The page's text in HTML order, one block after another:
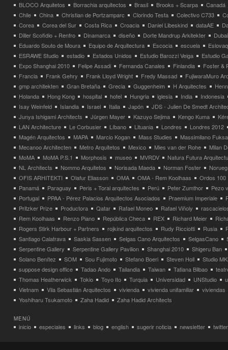
BLOCO Arquitetos
Borrachia arquitectos Brasil Brooks + Scarpa
Canadá
Chile
China Christian de Portzamparc Clorindo Testa Colectivo C733
Corea
Corea del Sur Costa Rica Croacia Daniel Libeskind dataAE
Diller Scofidio + Renfro
Dinamarca diseño Dorte Mandrup Arkitekter
Dubai
Eduardo Souto de Moura
Equipo de Arquitectura Escocia escuela
ESRAWE Studio
estadio Estados Unidos Estudio Barozzi Veiga
Estudio
Expo Shanghai 2010
Felipe Assadi Fernanda Canales Finlandia
Foster &
Francia
Frank Gehry Frank Lloyd Wright Fredy Massad
FujiwaraMuro
gmp architekten
Gran Bretaña Grecia Guggenheim H Arquitectes
Holanda
Hong Kong hospital hotel Hungria iglesia India
Indonesia
Isay Weinfeld
Islandia Israel Italia Japón
JDS - Julien De Smedt
Junya Ishigami Architects
Jürgen Mayer Kazuyo Sejima Kengo Kuma
LAN Architecture
Le Corbusier Líbano Lituania Londres
Londres 2012
Magén Arquitectos
MAPA Marcio Kogan Mass Studies
Massimilano
Mecanoo Architecten
Metro Arquitetos Mexico Mies van der Rohe
Milan
MoMA
MoMA P.S.1 Morphosis museo MVRDV
Natura Futura
NL Architects
Nommo Arquitetos Norisada Maeda Norman Foster
OFIS ARHITEKTI
Olafur Eliasson OMA OMA - Rem Koolhaas
Ordos 100
Panamá
Paraguay Peris + Toral arquitectes Perú Peter Zumthor
Pezo
Portugal
PPAA - Pérez Palacios Arquitectos Asociados Praemium Imperiale
Pritzker Prize
Productora Qatar Rafael Moneo Rafael Viñoly
Rem Koolhaas
Renzo Piano República Checa REX Richard Meier
Rogers Stirk Harbour + Partners
rojkind arquitectos Rudy Ricciotti Rusia
Santiago Calatrava
Saskia Sassen Selgas Cano Arquitectos SelgasCano
Serpentine Gallery
Serpentine Gallery Pavilion Shanghai 2010
Shigeru Ban
Solano Benítez
SOM Sou Fujimoto Stefano Boeri Steven Holl
Studio
suppose design office
Tadao Ando Tailandia Taiwan Tatiana Bilbao
Thomas Heatherwick
Tokio Toyo Ito Turquia Universidad UNStudio
Vietnam
Vila Sebastián Arquitectos vivienda vivienda unifamiliar
viviendas
Yoshiharu Tsukamoto
Zaha Hadid Zaha Hadid Architects
MENÚ
inicio especiales links blog english sugerir noticia newsletter twitter